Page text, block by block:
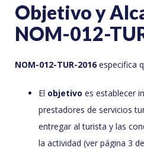
Objetivo y
NOM-012-
NOM-012-TUR-2016 especifica
El objetivo es establecer
prestadores de servicios
entregar al turista y las
la actividad (ver página 3